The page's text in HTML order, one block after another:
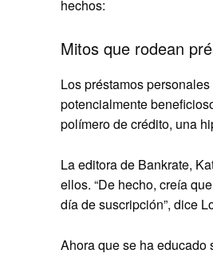
hechos:
Mitos que rodean
Los préstamos
potencialmente
polímero de crédito, una
La editora de Bankrate,
ellos. “De hecho, creía
día de suscripción”, dice
Ahora que se ha educado